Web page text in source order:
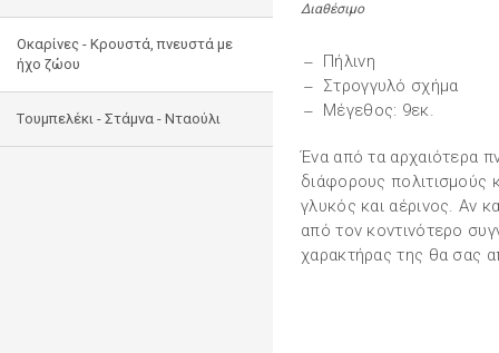
Οκαρίνες - Κρουστά, πνευστά με
ήχο ζώου
Tουμπελέκι - Στάμνα - Νταούλι
Διαθέσιμο
Πήλινη
Στρογγυλό σχήμα
Μέγεθος: 9εκ.
Ένα από τα αρχαιότερα
διάφορους πολιτισμούς
γλυκός και αέρινος. Αν
από τον κοντινότερο
χαρακτήρας της θα σας